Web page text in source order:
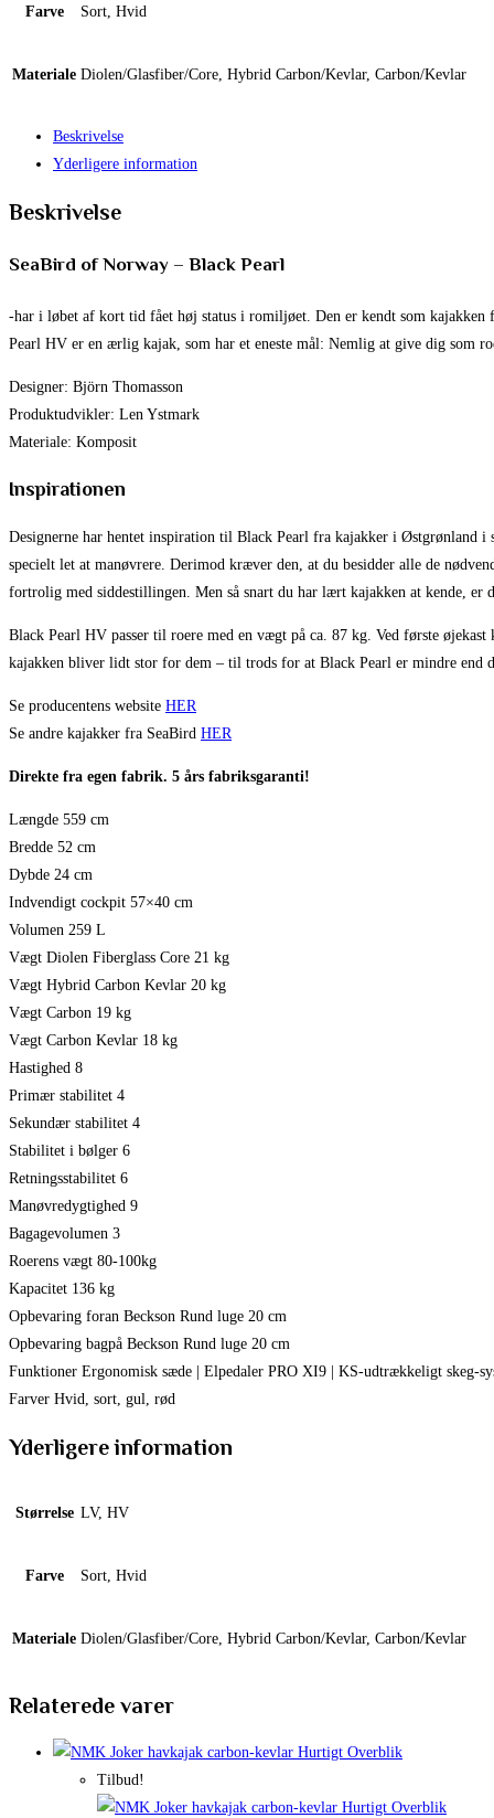
Farve Sort, Hvid
Materiale Diolen/Glasfiber/Core, Hybrid Carbon/Kevlar, Carbon/Kevlar
Beskrivelse
Yderligere information
Beskrivelse
SeaBird of Norway – Black Pearl
-har i løbet af kort tid fået høj status i romiljøet. Den er kendt som kajakken
Pearl HV er en ærlig kajak, som har et eneste mål: Nemlig at give dig som
Designer: Björn Thomasson
Produktudvikler: Len Ystmark
Materiale: Komposit
Inspirationen
Designerne har hentet inspiration til Black Pearl fra kajakker i Østgrønland
specielt let at manøvrere. Derimod kræver den, at du besidder alle de
fortrolig med siddestillingen. Men så snart du har lært kajakken at kende, er
Black Pearl HV passer til roere med en vægt på ca. 87 kg. Ved første
kajakken bliver lidt stor for dem – til trods for at Black Pearl er mindre end
Se producentens website HER
Se andre kajakker fra SeaBird HER
Direkte fra egen fabrik. 5 års fabriksgaranti!
Længde 559 cm
Bredde 52 cm
Dybde 24 cm
Indvendigt cockpit 57×40 cm
Volumen 259 L
Vægt Diolen Fiberglass Core 21 kg
Vægt Hybrid Carbon Kevlar 20 kg
Vægt Carbon 19 kg
Vægt Carbon Kevlar 18 kg
Hastighed 8
Primær stabilitet 4
Sekundær stabilitet 4
Stabilitet i bølger 6
Retningsstabilitet 6
Manøvredygtighed 9
Bagagevolumen 3
Roerens vægt 80-100kg
Kapacitet 136 kg
Opbevaring foran Beckson Rund luge 20 cm
Opbevaring bagpå Beckson Rund luge 20 cm
Funktioner Ergonomisk sæde | Elpedaler PRO XI9 | KS-udtrækkeligt skeg-
Farver Hvid, sort, gul, rød
Yderligere information
Størrelse LV, HV
Farve Sort, Hvid
Materiale Diolen/Glasfiber/Core, Hybrid Carbon/Kevlar, Carbon/Kevlar
Relaterede varer
Hurtigt Overblik
Tilbud!
Hurtigt Overblik